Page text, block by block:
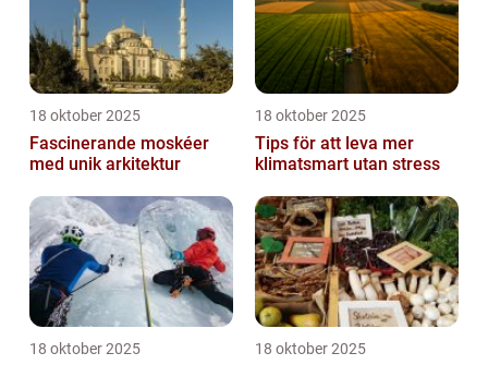
18 oktober 2025
Fascinerande moskéer
med unik arkitektur
18 oktober 2025
Tips för att leva mer
klimatsmart utan stress
18 oktober 2025 18 oktober 2025